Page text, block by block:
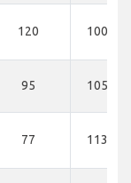
120 100 KM
95 105 KM
77 113 KM